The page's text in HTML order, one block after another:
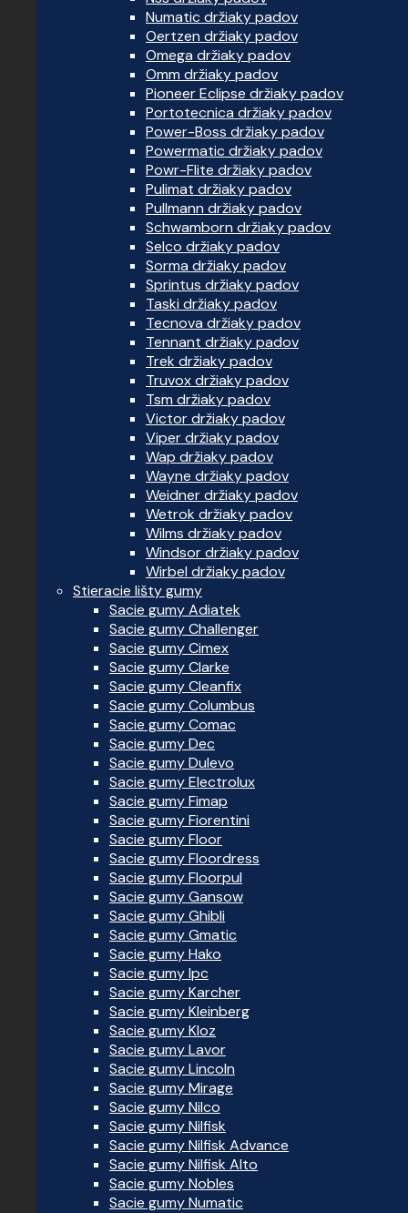
Numatic držiaky padov
Oertzen držiaky padov
Omega držiaky padov
Omm držiaky padov
Pioneer Eclipse držiaky padov
Portotecnica držiaky padov
Power-Boss držiaky padov
Powermatic držiaky padov
Powr-Flite držiaky padov
Pulimat držiaky padov
Pullmann držiaky padov
Schwamborn držiaky padov
Selco držiaky padov
Sorma držiaky padov
Sprintus držiaky padov
Taski držiaky padov
Tecnova držiaky padov
Tennant držiaky padov
Trek držiaky padov
Truvox držiaky padov
Tsm držiaky padov
Victor držiaky padov
Viper držiaky padov
Wap držiaky padov
Wayne držiaky padov
Weidner držiaky padov
Wetrok držiaky padov
Wilms držiaky padov
Windsor držiaky padov
Wirbel držiaky padov
Stieracie lišty gumy
Sacie gumy Adiatek
Sacie gumy Challenger
Sacie gumy Cimex
Sacie gumy Clarke
Sacie gumy Cleanfix
Sacie gumy Columbus
Sacie gumy Comac
Sacie gumy Dec
Sacie gumy Dulevo
Sacie gumy Electrolux
Sacie gumy Fimap
Sacie gumy Fiorentini
Sacie gumy Floor
Sacie gumy Floordress
Sacie gumy Floorpul
Sacie gumy Gansow
Sacie gumy Ghibli
Sacie gumy Gmatic
Sacie gumy Hako
Sacie gumy Ipc
Sacie gumy Karcher
Sacie gumy Kleinberg
Sacie gumy Kloz
Sacie gumy Lavor
Sacie gumy Lincoln
Sacie gumy Mirage
Sacie gumy Nilco
Sacie gumy Nilfisk
Sacie gumy Nilfisk Advance
Sacie gumy Nilfisk Alto
Sacie gumy Nobles
Sacie gumy Numatic